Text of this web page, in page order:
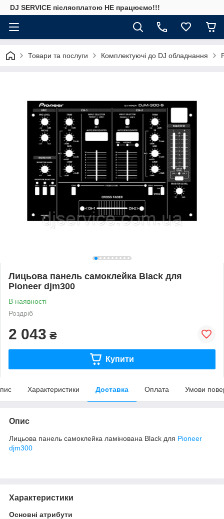
DJ SERVICE пiсляоплатою НЕ працюємо!!!
Товари та послуги Комплектуючі до DJ обладнання
Лицьова панель самоклейка Black для
Pioneer djm300
В наявності
Роздріб
2 043 ₴
Купити
Характеристики Доставка Оплата Умови
Опис
Лицьова панель самоклейка ламінована Black для Pioneer
djm300
Характеристики
Основні атрибути